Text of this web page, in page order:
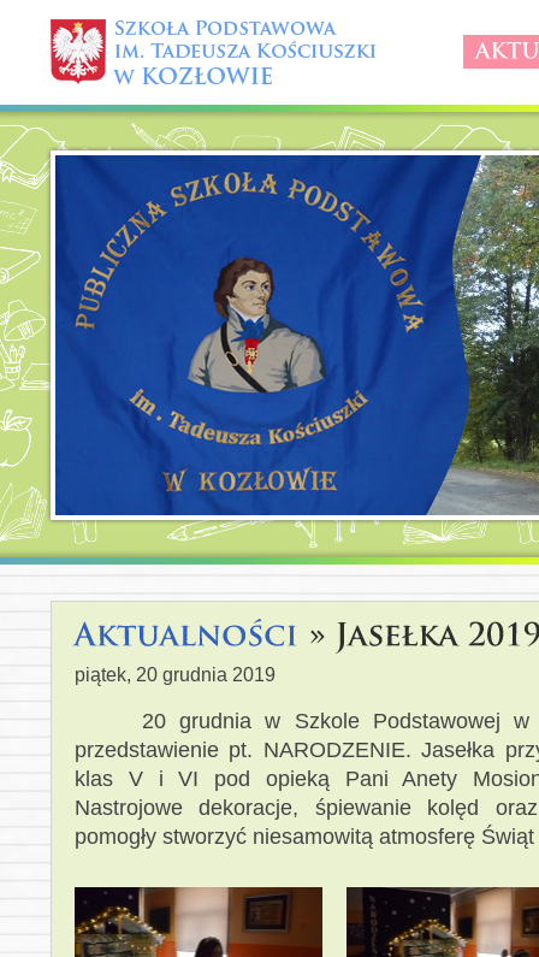
piątek, 20 grudnia 2019
20 grudnia w Szkole Podstawowej w
przedstawienie pt. NARODZENIE. Jasełka
klas V i VI pod opieką Pani Anety
Nastrojowe dekoracje, śpiewanie kolęd
pomogły stworzyć niesamowitą atmosferę